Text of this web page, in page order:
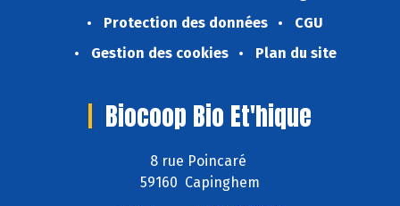
Protection des données
CGU
Gestion des cookies
Plan du site
Biocoop Bio Et'hique
8 rue Poincaré
59160 Capinghem